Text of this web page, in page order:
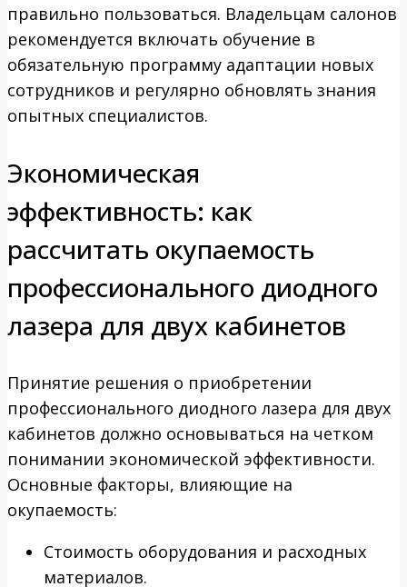
правильно пользоваться. Владельцам салонов
рекомендуется включать обучение в
обязательную программу адаптации новых
сотрудников и регулярно обновлять знания
опытных специалистов.
Экономическая
эффективность: как
рассчитать окупаемость
профессионального диодного
лазера для двух кабинетов
Принятие решения о приобретении
профессионального диодного лазера для двух
кабинетов должно основываться на четком
понимании экономической эффективности.
Основные факторы, влияющие на
окупаемость:
Стоимость оборудования и расходных
материалов.